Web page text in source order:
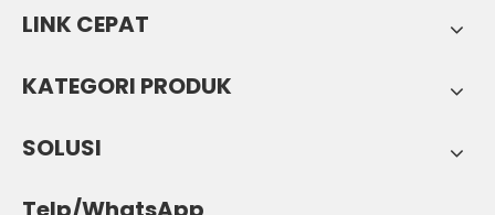
LINK CEPAT
KATEGORI PRODUK
SOLUSI